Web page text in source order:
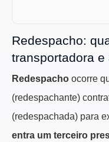
Redespacho:
transportadora e
Redespacho ocorre
(redespachante)
(redespachada) para
entra um terceiro